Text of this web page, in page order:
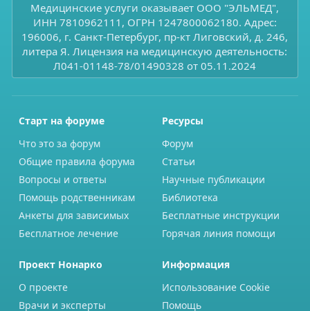
Медицинские услуги оказывает ООО "ЭЛЬМЕД",
ИНН 7810962111, ОГРН 1247800062180. Адрес:
196006, г. Санкт-Петербург, пр-кт Лиговский, д. 246,
литера Я. Лицензия на медицинскую деятельность:
Л041-01148-78/01490328 от 05.11.2024
Старт на форуме
Что это за форум
Общие правила форума
Вопросы и ответы
Помощь родственникам
Анкеты для зависимых
Бесплатное лечение
Ресурсы
Форум
Статьи
Научные публикации
Библиотека
Бесплатные инструкции
Горячая линия помощи
Проект Нонарко
О проекте
Врачи и эксперты
Информация
Использование Cookie
Помощь